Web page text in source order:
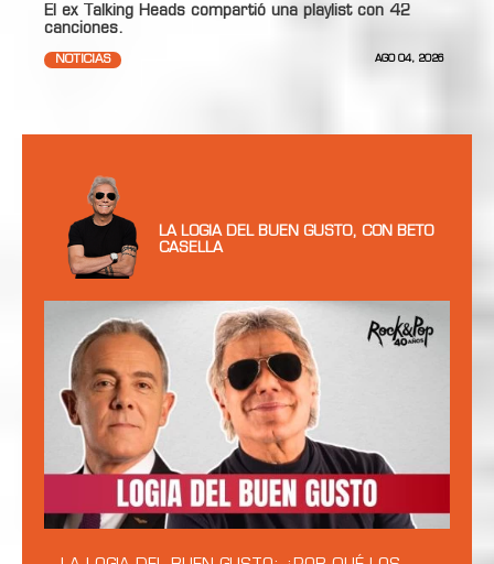
El ex Talking Heads compartió una playlist con 42
canciones.
NOTICIAS AGO 04, 2026
LA LOGIA DEL BUEN GUSTO, CON BETO
CASELLA